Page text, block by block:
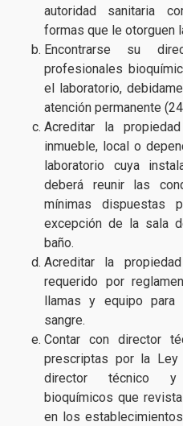
autoridad sanitaria
formas que le otorguen
Encontrarse su
profesionales
el laboratorio,
atención permanente
Acreditar la
inmueble, local o
laboratorio cuya
deberá reunir las
mínimas dispuestas
excepción de la sala
baño.
Acreditar la
requerido por
llamas y equipo
sangre.
Contar con director
prescriptas por la Ley
director técnico y
bioquímicos que
en los